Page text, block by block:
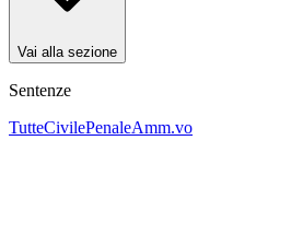
Vai alla sezione
Sentenze
TutteCivilePenaleAmm.vo